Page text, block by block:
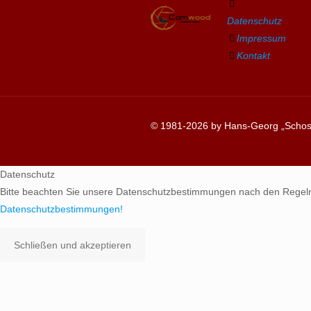
Datenschutz
Impressum
Kontakt
© 1981-2026 by Hans-Georg
Datenschutz
Bitte beachten Sie unsere Datenschutzbestimmungen nach den
Datenschutzbestimmungen!
Schließen und akzeptieren